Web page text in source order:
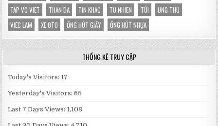
TAP VO VIET
THAN DA TIN KHAC TU NHIEN TÚI
UNG THU
VIEC LAM
XE OTO ỐNG HÚT GIẤY ỐNG HÚT NHỰA
THỐNG KÊ TRUY CẬP
Today's Visitors: 17
Yesterday's Visitors:65
Last 7 Days Views: 1,108